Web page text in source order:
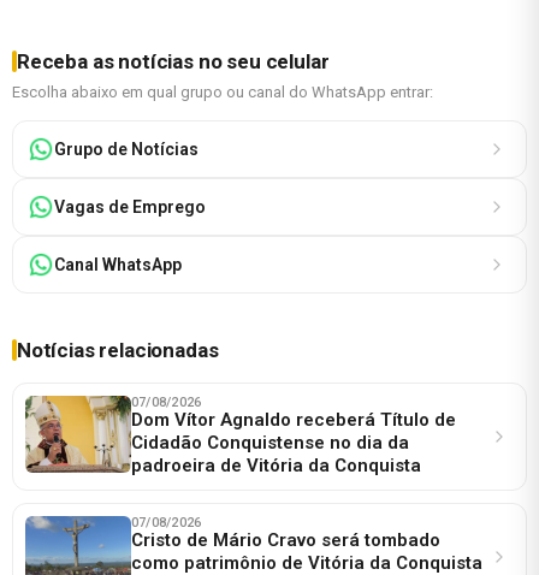
Receba as notícias no seu celular
Escolha abaixo em qual grupo ou canal do WhatsApp entrar:
Grupo de Notícias
Vagas de Emprego
Canal WhatsApp
Notícias relacionadas
07/08/2026
Dom Vítor Agnaldo receberá Título de
Cidadão Conquistense no dia da
padroeira de Vitória da Conquista
07/08/2026
Cristo de Mário Cravo será tombado
como patrimônio de Vitória da Conquista